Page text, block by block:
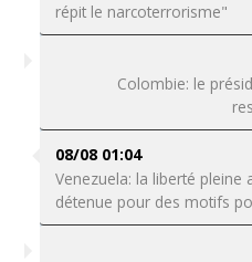
répit le narcoterrorisme"
Colombie: le
08/08 01:04
Venezuela: la liberté pleine
détenue pour des motifs